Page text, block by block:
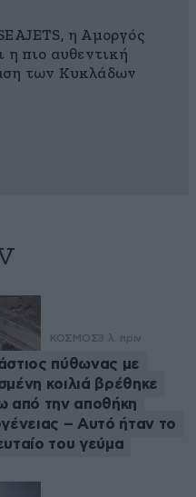
η Αμοργός
η πιο αυθεντική
των Κυκλάδων
ΚΟΣΜΟΣ3 λ. πριν
πύθωνας με
κοιλιά βρέθηκε
από την αποθήκη
– Αυτό ήταν το
του γεύμα